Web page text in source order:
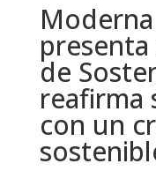
de
reafirma
con un